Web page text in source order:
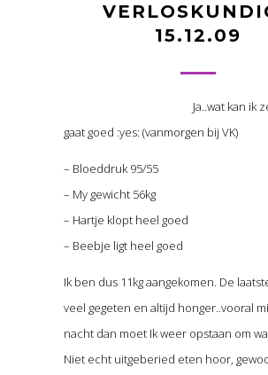
15.12.09
Ja..wat kan ik
gaat goed :yes: (vanmorgen bij VK)
– Bloeddruk 95/55
– My gewicht 56kg
– Hartje klopt heel goed
– Beebje ligt heel goed
Ik ben dus 11kg aangekomen. De
veel gegeten en altijd honger..vooral
nacht dan moet Ik weer opstaan om
Niet echt uitgeberied eten hoor,